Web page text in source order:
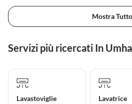
Mostra Tutto
Servizi più ricercati In
Lavastoviglie Lavatrice